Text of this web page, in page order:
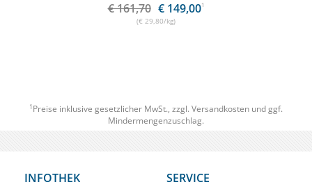
€ 161,70 € 149,001
(€ 29,80/kg)
1 Preise inklusive gesetzlicher MwSt., zzgl. Versandkosten und ggf.
Mindermengenzuschlag.
INFOTHEK SERVICE